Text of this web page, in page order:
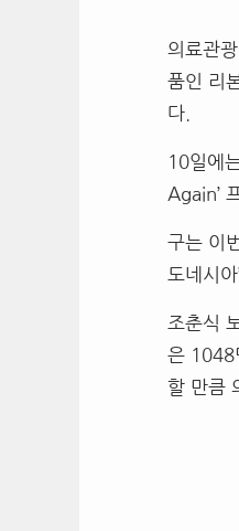
의료관
품인 리
다
10일에
Again’
구는 이
도네시아
조춘식
은 1048
할 만큼